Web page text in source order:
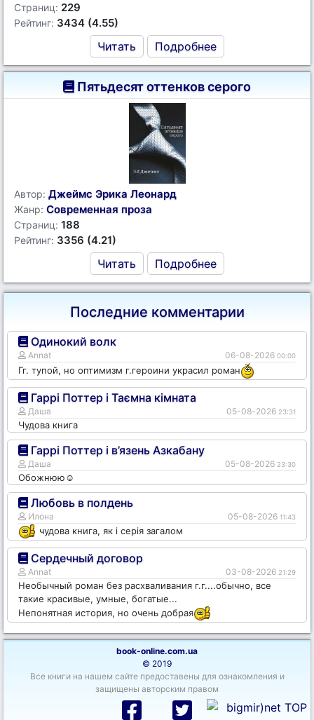
Страниц: 229
Рейтинг: 3434 (4.55)
Читать Подробнее
Пятьдесят оттенков серого
Автор: Джеймс Эрика Леонард
Жанр: Современная проза
Страниц: 188
Рейтинг: 3356 (4.21)
Читать Подробнее
Последние комментарии
Одинокий волк
Annat 06-08-2026 00:00
Гг. тупой, но оптимизм г.героини украсил роман
Гаррі Поттер і Таємна кімната
Даша 05-08-2026 23:31
Чудова книга
Гаррі Поттер і в’язень Азкабану
Даша 05-08-2026 23:30
Обожнюю☺️
Любовь в полдень
Илона 05-08-2026 11:43
чудова книга, як і серія загалом
Сердечный договор
Annat 03-08-2026 21:29
Необычный роман без расхваливания г.г....обычно, все
такие красивые, умные, богатые...
Непонятная история, но очень добрая
book-online.com.ua
© 2019
Все книги на нашем сайте предоставены для ознакомления и
защищены авторским правом